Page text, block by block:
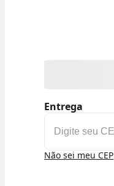
Entrega
Não sei meu CEP